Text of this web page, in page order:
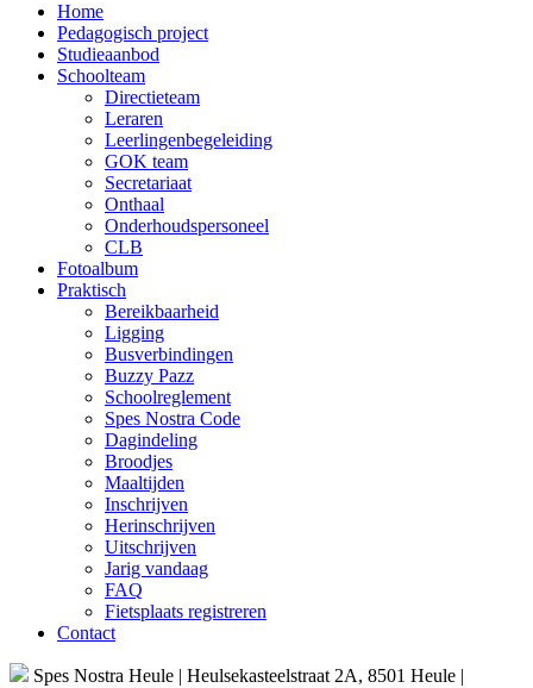
Home
Pedagogisch project
Studieaanbod
Schoolteam
Directieteam
Leraren
Leerlingenbegeleiding
GOK team
Secretariaat
Onthaal
Onderhoudspersoneel
CLB
Fotoalbum
Praktisch
Bereikbaarheid
Ligging
Busverbindingen
Buzzy Pazz
Schoolreglement
Spes Nostra Code
Dagindeling
Broodjes
Maaltijden
Inschrijven
Herinschrijven
Uitschrijven
Jarig vandaag
FAQ
Fietsplaats registreren
Contact
Spes Nostra Heule | Heulsekasteelstraat 2A, 8501 Heule |